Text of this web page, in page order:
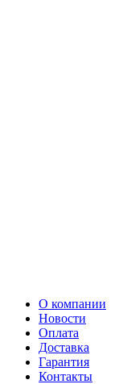
О компании
Новости
Оплата
Доставка
Гарантия
Контакты